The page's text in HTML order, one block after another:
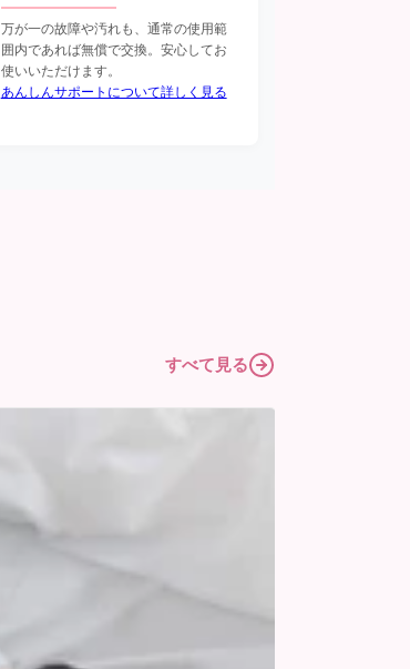
万が一の故障や汚れも、通常の使用範
囲内であれば無償で交換。安心してお
使いいただけます。
あんしんサポートについて詳しく見る
すべて見る